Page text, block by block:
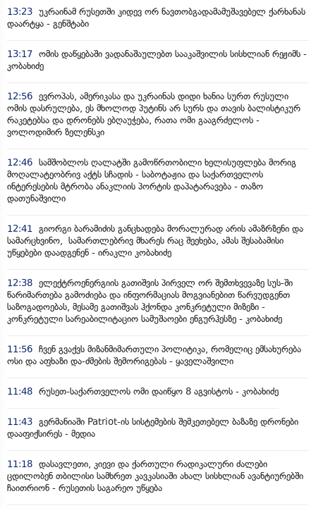
13:23 უკრაინამ რუსეთში კიდევ ორ ნავთობგადამამუშავებელ ქარხანას
დაარტყა - გენშტაბი
13:17 ომის დაწყებაში ვადანაშაულებთ სააკაშვილის სისხლიან რეჟიმს -
კობახიძე
12:56 ევროპას, ამერიკასა და უკრაინას დიდი ხანია სურთ რუსული
ომის დასრულება, ეს მხოლოდ პუტინს არ სურს და თავის ბალისტიკურ
რაკეტებსა და დრონებს ებღაუჭება, რათა ომი გააგრძელოს -
ვოლოდიმირ ზელენსკი
12:46 სამშობლოს ღალატში გამოწრთობილი ხელისუფლება მორიგ
მოღალატეობრივ აქტს სჩადის - საბოტაჟია და საქართველოს
ინტერესების მტრობა ანაკლიის პორტის დაპატარავება - თაზო
დათუნაშვილი
12:41
გიორგი ბარამიძის განცხადება მორალურად არის ამაზრზენი და
სამარცხვინო, სამართლებრივ მხარეს რაც შეეხება, ამას შესაბამისი
უწყებები დაადგენენ - ირაკლი კობახიძე
12:38 ელექტროენერგიის გათიშვის პირველ ორ შემთხვევაზე სუს-ში
წარიმართება გამოძიება და ინფორმაციას მოგვიანებით წარვუდგენთ
საზოგადოებას, მესამე გათიშვას ჰქონდა კონკრეტული მიზეზი -
კონკრეტული სარეაბილიტაციო სამუშაოები ენგურჰესზე - კობახიძე
11:56 ჩვენ გვაქვს მიზანმიმართული პოლიტიკა, რომელიც ემსახურება
ოსი და აფხაზი და-ძმების შემორიგებას - ყაველაშვილი
11:48 რუსეთ-საქართველოს ომი დაიწყო 8 აგვისტოს - კობახიძე
11:43 გერმანიაში Patriot-ის სისტემების შემკეთებელ ბაზაზე დრონები
დააფიქსირეს - მედია
11:18 დასავლეთი, კიევი და ქართული რადიკალური ძალები
ცდილობენ თბილისი სამხრეთ კავკასიაში ახალ სისხლიან ავანტიურებში
ჩაითრიონ - რუსეთის საგარეო უწყება